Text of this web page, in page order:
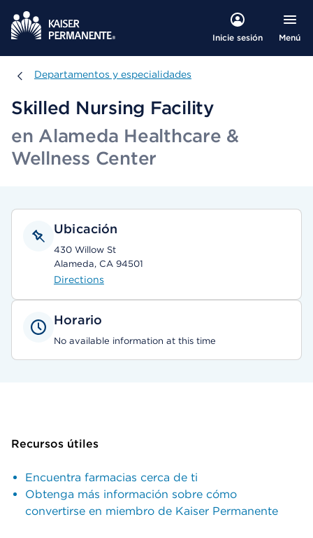
Inicie sesión Menú
Departamentos y especialidades
Departamentos y especialidades
Skilled Nursing Facility
en Alameda Healthcare &
Wellness Center
Ubicación
430 Willow St
Alameda, CA 94501
Directions
Horario
No available information at this time
Recursos útiles
Encuentra farmacias cerca de ti
Obtenga más información sobre cómo
convertirse en miembro de Kaiser Permanente